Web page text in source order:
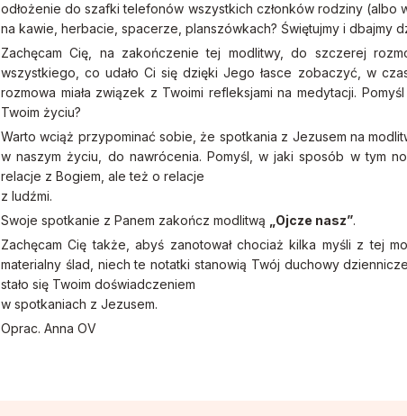
odłożenie do szafki telefonów wszystkich członków rodziny (albo
na kawie, herbacie, spacerze, planszówkach? Świętujmy i dbajmy
Zachęcam Cię, na zakończenie tej modlitwy, do szczerej
wszystkiego, co udało Ci się dzięki Jego łasce zobaczyć, w
rozmowa miała związek z Twoimi refleksjami na medytacji.
Twoim życiu?
Warto wciąż przypominać sobie, że spotkania z Jezusem na
w naszym życiu, do nawrócenia. Pomyśl, w jaki sposób w tym
relacje z Bogiem, ale też o relacje
z ludźmi.
Swoje spotkanie z Panem zakończ modlitwą
„Ojcze nasz”.
Zachęcam Cię także, abyś zanotował chociaż kilka myśli z tej
materialny ślad, niech te notatki stanowią Twój duchowy
stało się Twoim doświadczeniem
w spotkaniach z Jezusem.
Oprac. Anna OV